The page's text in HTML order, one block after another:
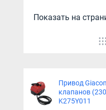
Показать на
Привод
клапанов
K275Y011